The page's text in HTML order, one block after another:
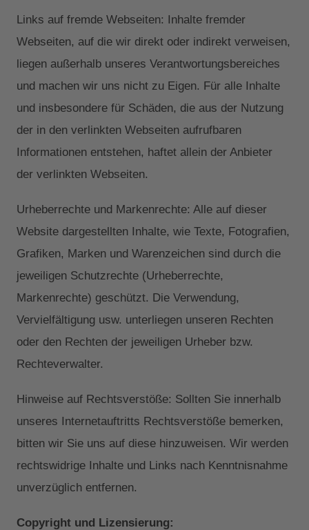
Links auf fremde Webseiten: Inhalte fremder
Webseiten, auf die wir direkt oder indirekt verweisen,
liegen außerhalb unseres Verantwortungsbereiches
und machen wir uns nicht zu Eigen. Für alle Inhalte
und insbesondere für Schäden, die aus der Nutzung
der in den verlinkten Webseiten aufrufbaren
Informationen entstehen, haftet allein der Anbieter
der verlinkten Webseiten.
Urheberrechte und Markenrechte: Alle auf dieser
Website dargestellten Inhalte, wie Texte, Fotografien,
Grafiken, Marken und Warenzeichen sind durch die
jeweiligen Schutzrechte (Urheberrechte,
Markenrechte) geschützt. Die Verwendung,
Vervielfältigung usw. unterliegen unseren Rechten
oder den Rechten der jeweiligen Urheber bzw.
Rechteverwalter.
Hinweise auf Rechtsverstöße: Sollten Sie innerhalb
unseres Internetauftritts Rechtsverstöße bemerken,
bitten wir Sie uns auf diese hinzuweisen. Wir werden
rechtswidrige Inhalte und Links nach Kenntnisnahme
unverzüglich entfernen.
Copyright und Lizensierung: